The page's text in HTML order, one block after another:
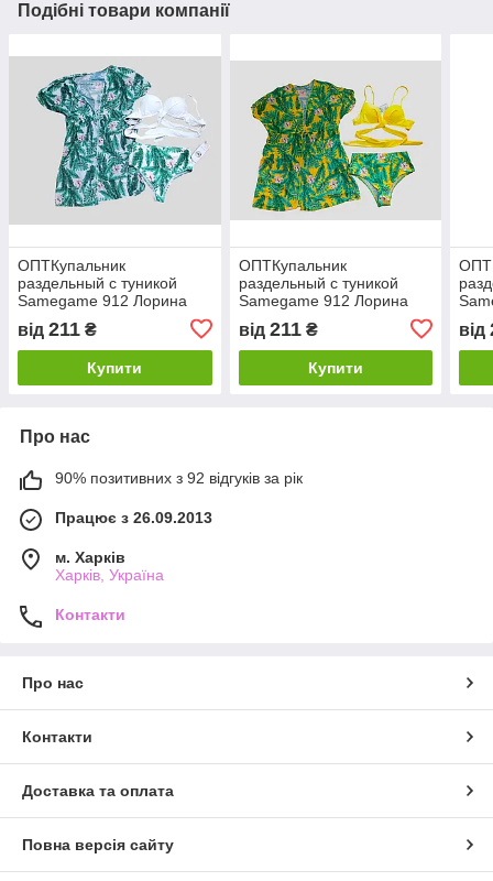
Подібні товари компанії
ОПТКупальник
раздельный с туникой
Samegame 912 Лорина
белый 44 46 48 50 52 УКР
размеры
від 211 ₴
Купити
ОПТКупальник
раздельный с туникой
Samegame 912 Лорина
УКР размеры
від 211₴
Купити
УКР
від
Про нас
90% позитивних з 92 відгуків за рік
Працює з 26.09.2013
м. Харків
Харків, Україна
Контакти
Про нас
Контакти
Доставка та оплата
Повна версія сайту